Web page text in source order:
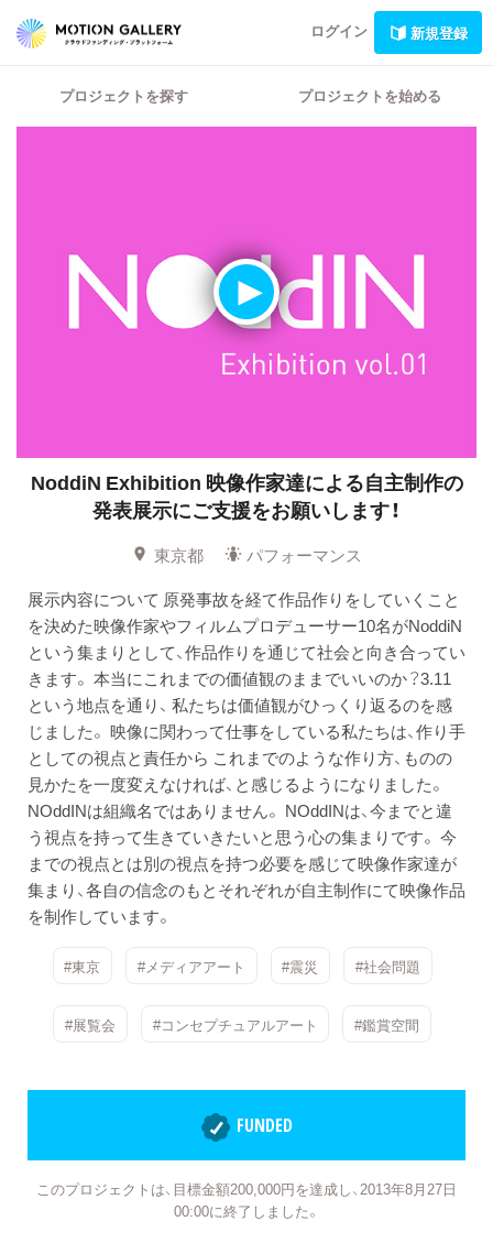
ログイン 新規登録
プロジェクトを探す プロジェクトを始める
NoddiN Exhibition 映像作家達による自主制作の
発表展示にご支援をお願いします！
東京都
パフォーマンス
展示内容について 原発事故を経て作品作りをしていくこと
を決めた映像作家やフィルムプロデューサー10名がNoddiN
という集まりとして、作品作りを通じて社会と向き合ってい
きます。 本当にこれまでの価値観のままでいいのか？3.11
という地点を通り、 私たちは価値観がひっくり返るのを感
じました。 映像に関わって仕事をしている私たちは、作り手
としての視点と責任から これまでのような作り方、ものの
見かたを一度変えなければ、と感じるようになりました。
NOddINは組織名ではありません。 NOddINは、今までと違
う視点を持って生きていきたいと思う心の集まりです。 今
までの視点とは別の視点を持つ必要を感じて映像作家達が
集まり、各自の信念のもとそれぞれが自主制作にて映像作品
を制作しています。
#東京 #メディアアート #震災 #社会問題
#展覧会 #コンセプチュアルアート #鑑賞空間
FUNDED
このプロジェクトは、目標金額200,000円を達成し、2013年8月27日
00:00に終了しました。